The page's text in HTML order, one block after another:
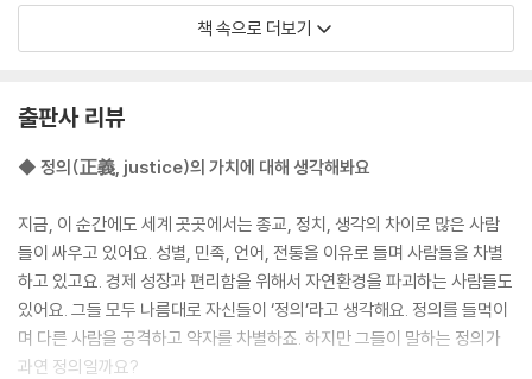
안을 제시했지만, 그중에서 두 가지가 특히 중요해요. 하나는 대형 탱크에
보관하는 방식이에요. 이미 석유를 모아두는 비축기지 등에서 사용하는 1
에서 사용하고 있죠. 이미 방사성 물질에 오염된 후쿠시마 지역의 땅에 이
런 고체를 묻어두는 것이죠. 방사성 물질은 시간이 지나면 저절로 붕괴하
면서 방사능이 약해지기 때문에 오래 보관할수록 환경에 덜 위협적이에요.
--- p.47
아동 노동과 키즈 유튜브. 아동 노동이 반드시 공사장이나 공장, 농장 등에
서만 이루어지는 것은 아니에요. 2021년 우리나라의 아동 권리 보장원은
키즈 유튜브 채널 2천여 개 영상을 살펴보고 보고서를 발표했어요. 2천여
개의 영상 중 1,588개가 아동의 권리 침해가 우려된다고 했어요. 영상들은
책 속으로 더보기
출판사 리뷰
◆ 정의(正義, justice)의 가치에 대해 생각해봐요
지금, 이 순간에도 세계 곳곳에서는 종교, 정치, 생각의 차이로 많은 사람
들이 싸우고 있어요. 성별, 민족, 언어, 전통을 이유로 들며 사람들을 차별
하고 있고요. 경제 성장과 편리함을 위해서 자연환경을 파괴하는 사람들도
있어요. 그들 모두 나름대로 자신들이 ‘정의’라고 생각해요. 정의를 들먹이
며 다른 사람을 공격하고 약자를 차별하죠. 하지만 그들이 말하는 정의가
과연 정의일까요?